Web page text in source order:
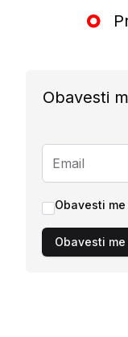
Obavesti
Obavesti
Obavesti me